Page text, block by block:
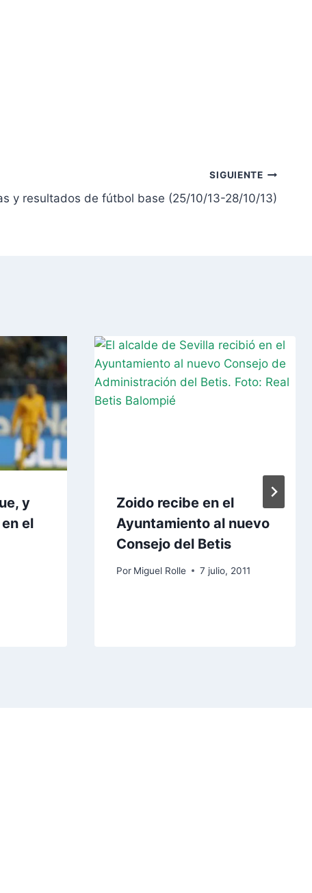
SIGUIENTE
y resultados de fútbol base (25/10/13-28/10/13)
y
el
Zoido recibe en el
Ayuntamiento al nuevo
Consejo del Betis
Por Miguel Rolle 7 julio, 2011